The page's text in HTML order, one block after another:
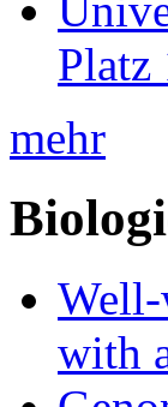
Platz
mehr
Well-
with